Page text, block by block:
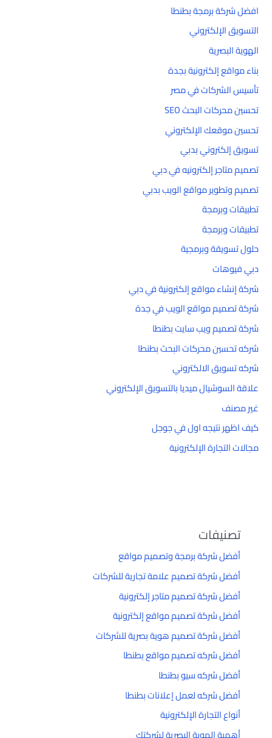
افضل شركة برمجة بطنطا
التسويق الإلكتروني
الهوية البصرية
بناء مواقع إلكترونية بجدة
تأسيس الشركات في مصر
تحسين محركات البحث SEO
تحسين موقعك الإلكتروني
تسويق إلكتروني بدبي
تصميم متاجر إلكترونيه في دبي
تصميم وتطوير مواقع الويب بدبي
تطبيقات وبرمجة
تطبيقات وبرمجة
حلول تسويقة وبرمجية
دبي فيوهات
شركة إنشاء مواقع إلكترونية في دبي
شركة تصميم مواقع الويب في جدة
شركة تصميم ويب سايت بطنطا
شركه تحسين محركات البحث بطنطا
شركه تسويق الالكتروني
علاقة السوشيال ميديا بالتسويق الإلكتروني
غير مصنف
كيف اظهر نتيجه اول في جوجل
مجالات التجارة الإلكترونية
تصنيفات
أفضل شركة برمجة وتصميم مواقع
أفضل شركة تصميم علامة تجارية للشركات
أفضل شركة تصميم متاجر إلكترونية
أفضل شركة تصميم مواقع إلكترونية
أفضل شركة تصميم هوية بصرية للشركات
أفضل شركه تصميم مواقع بطنطا
أفضل شركه سيو بطنطا
أفضل شركه لعمل إعلانات بطنطا
أنواع التجارة الإلكترونية
أهمية الهوية البصرية لشركتك